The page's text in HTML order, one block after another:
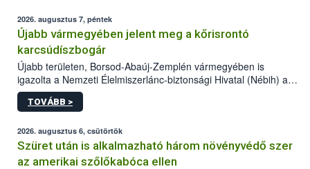
2026. augusztus 7, péntek
Újabb vármegyében jelent meg a kőrisrontó
karcsúdíszbogár
Újabb területen, Borsod-Abaúj-Zemplén vármegyében is
igazolta a Nemzeti Élelmiszerlánc-biztonsági Hivatal (Nébih) a
kőrisrontó karcsúdíszbogár (Agrilus planipennis) jelenlétét. A
kártevőt nem csak színcsapdában találták meg, de már fertőzött
az intenzív felderítést, emellett az intézkedéseket a szlovák
hatósággal is összehangolják a terjedés megállítása érdekében.
TOVÁBB >
2026. augusztus 6, csütörtök
Szüret után is alkalmazható három növényvédő szer
az amerikai szőlőkabóca ellen